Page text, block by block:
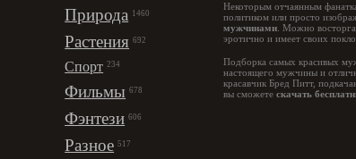
Природа 1460
Растения 692
Спорт 234
Фильмы 678
Фэнтези 606
Разное 517
Некоторым отчаянным
политиком или просто
мужчинами. Можно
эротично и имеет своих
Подборка самых красивых
настоящего мужчины и
красавчик Бред Питт,
вы сможете скачать